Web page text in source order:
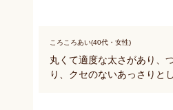
ころころあい(40代・女性)
丸くて適度な太さがあり、
り、クセのないあっさりと